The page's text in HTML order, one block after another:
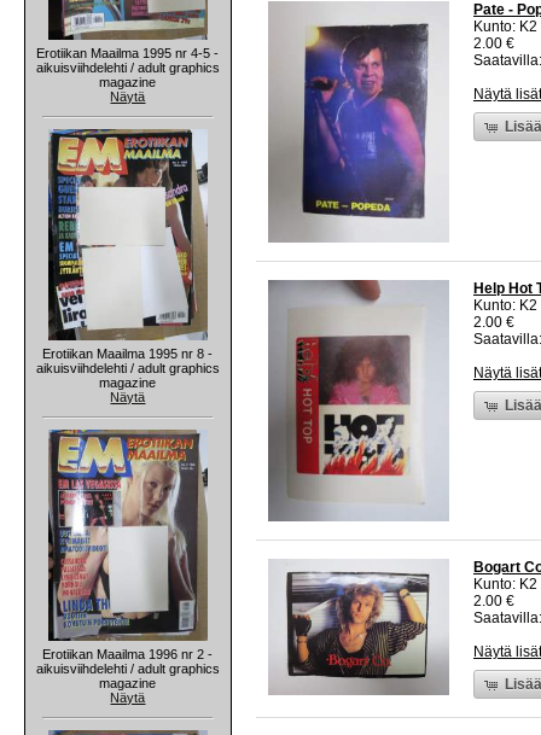
Erotiikan Maailma 1995 nr 4-5 -
aikuisviihdelehti / adult graphics
magazine
Näytä
Erotiikan Maailma 1995 nr 8 -
aikuisviihdelehti / adult graphics
magazine
Näytä
Erotiikan Maailma 1996 nr 2 -
aikuisviihdelehti / adult graphics
magazine
Näytä
Pate -
Kunto:
2.00 €
Näytä
Help Hot
Kunto:
2.00 €
Näytä
Bogart
Kunto:
2.00 €
Näytä